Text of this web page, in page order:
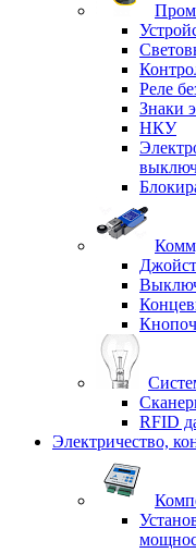
Реле
Знаки
НКУ
RFID
Электричество,